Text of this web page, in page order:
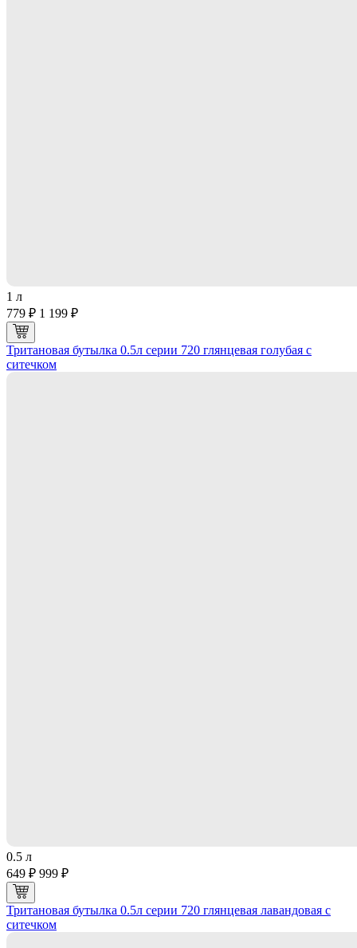
1 л
779 ₽ 1 199 ₽
Тритановая бутылка 0.5л серии 720 глянцевая голубая с
ситечком
0.5 л
649 ₽ 999 ₽
Тритановая бутылка 0.5л серии 720 глянцевая лавандовая с
ситечком